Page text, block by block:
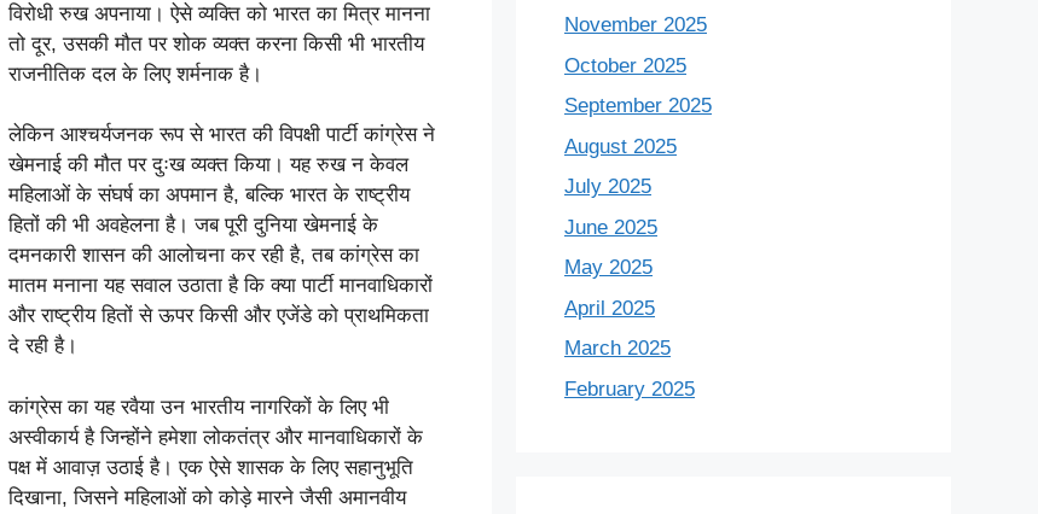
विरोधी रुख अपनाया। ऐसे व्यक्ति को भारत का मित्र मानना
तो दूर, उसकी मौत पर शोक व्यक्त करना किसी भी भारतीय
राजनीतिक दल के लिए शर्मनाक है।
लेकिन आश्चर्यजनक रूप से भारत की विपक्षी पार्टी कांग्रेस ने
खेमनाई की मौत पर दुःख व्यक्त किया। यह रुख न केवल
महिलाओं के संघर्ष का अपमान है, बल्कि भारत के राष्ट्रीय
हितों की भी अवहेलना है। जब पूरी दुनिया खेमनाई के
दमनकारी शासन की आलोचना कर रही है, तब कांग्रेस का
मातम मनाना यह सवाल उठाता है कि क्या पार्टी मानवाधिकारों
और राष्ट्रीय हितों से ऊपर किसी और एजेंडे को प्राथमिकता
दे रही है।
कांग्रेस का यह रवैया उन भारतीय नागरिकों के लिए भी
अस्वीकार्य है जिन्होंने हमेशा लोकतंत्र और मानवाधिकारों के
पक्ष में आवाज़ उठाई है। एक ऐसे शासक के लिए सहानुभूति
दिखाना, जिसने महिलाओं को कोड़े मारने जैसी अमानवीय
November 2025
October 2025
September 2025
August 2025
July 2025
June 2025
May 2025
April 2025
March 2025
February 2025